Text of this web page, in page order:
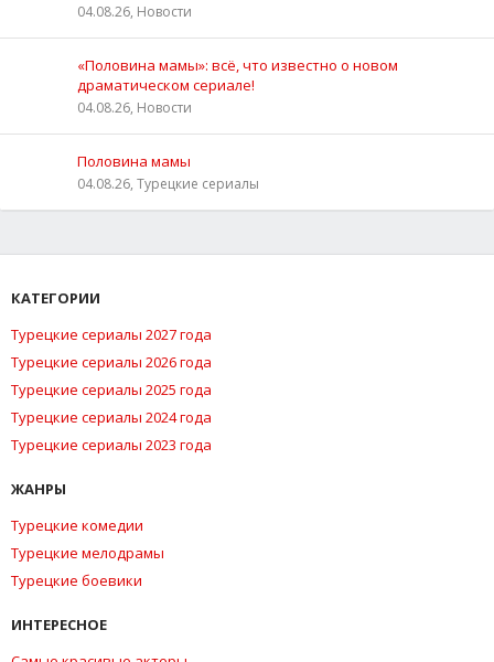
04.08.26, Новости
«Половина мамы»: всё, что известно о новом
драматическом сериале!
04.08.26, Новости
Половина мамы
04.08.26, Турецкие сериалы
КАТЕГОРИИ
Турецкие сериалы 2027 года
Турецкие сериалы 2026 года
Турецкие сериалы 2025 года
Турецкие сериалы 2024 года
Турецкие сериалы 2023 года
ЖАНРЫ
Турецкие комедии
Турецкие мелодрамы
Турецкие боевики
ИНТЕРЕСНОЕ